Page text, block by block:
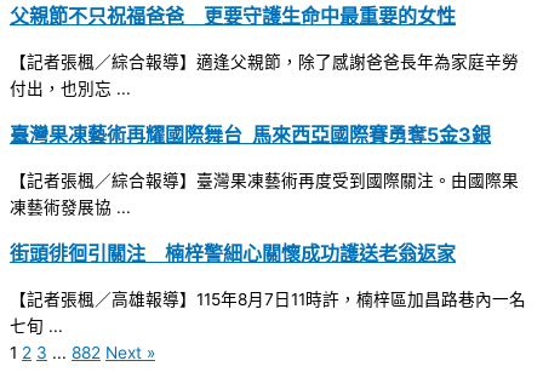
父親節不只祝福爸爸 更要守護生命中最重要的女性
【記者張楓／綜合報導】適逢父親節，除了感謝爸爸長年為家庭辛勞
付出，也別忘 ...
臺灣果凍藝術再耀國際舞台 馬來西亞國際賽勇奪5金3銀
【記者張楓／綜合報導】臺灣果凍藝術再度受到國際關注。由國際果
凍藝術發展協 ...
街頭徘徊引關注 楠梓警細心關懷成功護送老翁返家
【記者張楓／高雄報導】115年8月7日11時許，楠梓區加昌路巷內一名
七旬 ...
1 2 3 ... 882 Next »